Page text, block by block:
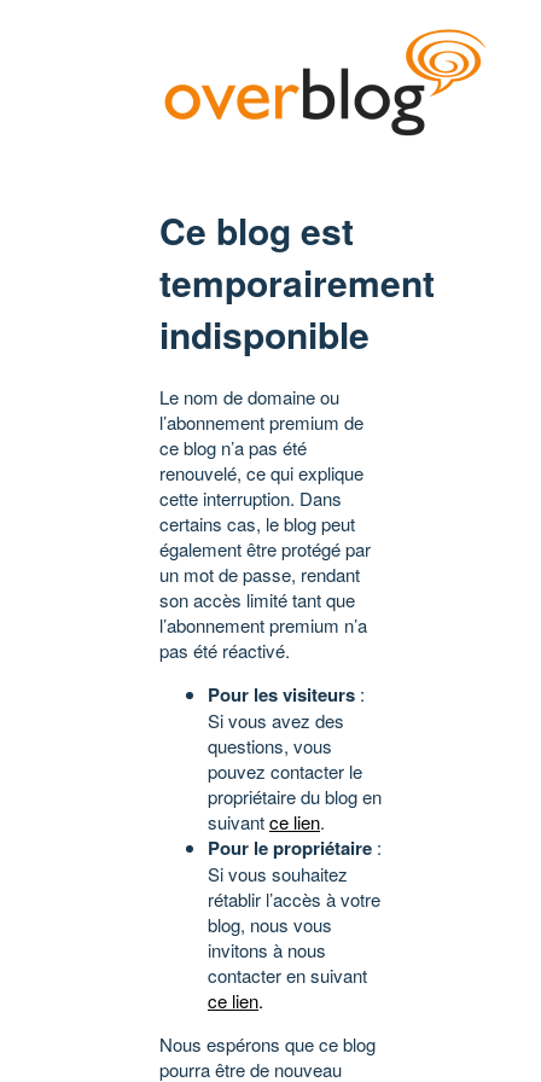
Ce blog est
temporairement
indisponible
Le nom de domaine ou
l’abonnement premium de
ce blog n’a pas été
renouvelé, ce qui explique
cette interruption. Dans
certains cas, le blog peut
également être protégé par
un mot de passe, rendant
son accès limité tant que
l’abonnement premium n’a
pas été réactivé.
Pour les visiteurs :
Si vous avez des
questions, vous
pouvez contacter le
propriétaire du blog en
suivantce lien.
Pour le propriétaire :
Si vous souhaitez
rétablir l’accès à votre
blog, nous vous
invitons à nous
contacter en suivant
ce lien.
Nous espérons que ce blog
pourra être de nouveau